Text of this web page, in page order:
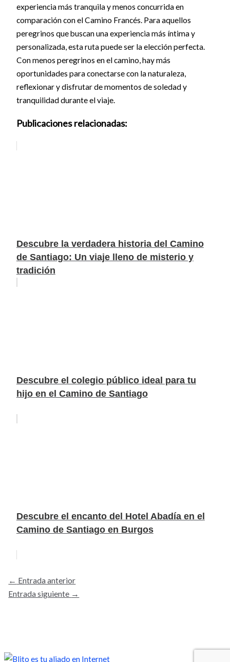
experiencia más tranquila y menos concurrida en
comparación con el Camino Francés. Para aquellos
peregrinos que buscan una experiencia más íntima y
personalizada, esta ruta puede ser la elección perfecta.
Con menos peregrinos en el camino, hay más
oportunidades para conectarse con la naturaleza,
reflexionar y disfrutar de momentos de soledad y
tranquilidad durante el viaje.
Publicaciones relacionadas:
Descubre la verdadera historia del Camino
de Santiago: Un viaje lleno de misterio y
tradición
Descubre el colegio público ideal para tu
hijo en el Camino de Santiago
Descubre el encanto del Hotel Abadía en el
Camino de Santiago en Burgos
← Entrada anterior
Entrada siguiente →